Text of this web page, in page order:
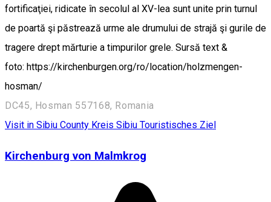
fortificaţiei, ridicate în secolul al XV-lea sunt unite prin turnul
de poartă şi păstrează urme ale drumului de strajă şi gurile de
tragere drept mărturie a timpurilor grele. Sursă text &
foto: https://kirchenburgen.org/ro/location/holzmengen-
hosman/
DC45, Hosman 557168, Romania
Visit in Sibiu County Kreis Sibiu Touristisches Ziel
Kirchenburg von Malmkrog